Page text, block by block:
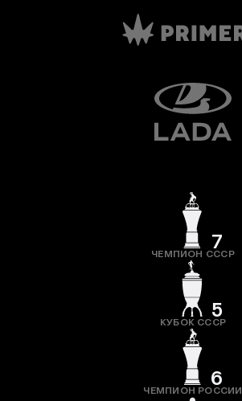
7
ЧЕМПИОН СССР
5
КУБОК СССР
6
ЧЕМПИОН РОССИИ